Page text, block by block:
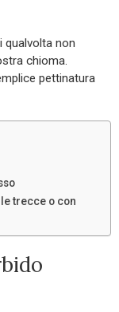
qualvolta non
chioma.
pettinatura
trecce o con